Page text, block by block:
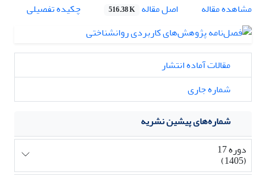
مشاهده مقاله
اصل مقاله 516.38 K چکیده تفصیلی
مقالات آماده انتشار
شماره جاری
شماره‌های پیشین نشریه
دوره 17
(1405)